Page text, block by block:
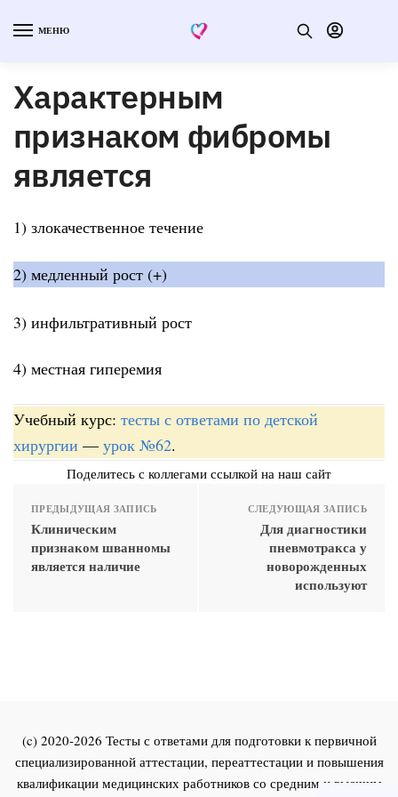
МЕНЮ
Характерным
признаком фибромы
является
1) злокачественное течение
2) медленный рост (+)
3) инфильтративный рост
4) местная гиперемия
Учебный курс: тесты с ответами по детской
хирургии — урок №62.
Поделитесь с коллегами ссылкой на наш сайт
ПРЕДЫДУЩАЯ ЗАПИСЬ
Клиническим
признаком шванномы
является наличие
СЛЕДУЮЩАЯ ЗАПИСЬ
Для диагностики
пневмотракса у
новорожденных
используют
(c) 2020-2026 Тесты с ответами для подготовки к первичной
специализированной аттестации, переаттестации и повышения
квалификации медицинских работников со средним и высшим